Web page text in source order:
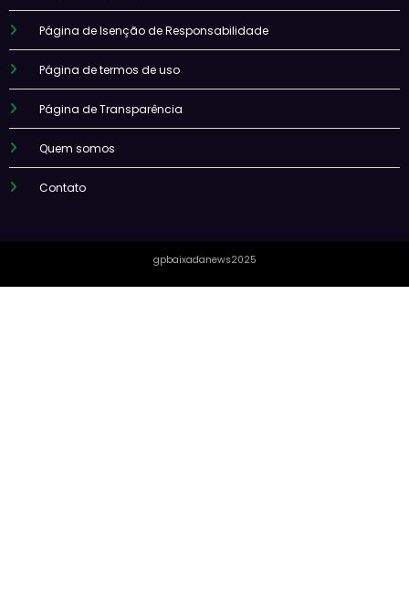
Página de Isenção de Responsabilidade
Página de termos de uso
Página de Transparência
Quem somos
Contato
gpbaixadanews2025